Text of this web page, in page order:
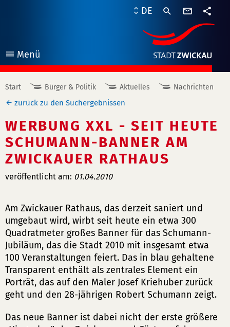
Menü
öffnen
DE
Start Bürger & Politik Aktuelles Nachrichten
zurück zu den Suchergebnissen
WERBUNG XXL - SEIT HEUTE
SCHUMANN-BANNER AM
ZWICKAUER RATHAUS
veröffentlicht am: 01.04.2010
Am Zwickauer Rathaus, das derzeit saniert und
umgebaut wird, wirbt seit heute ein etwa 300
Quadratmeter großes Banner für das Schumann-
Jubiläum, das die Stadt 2010 mit insgesamt etwa
100 Veranstaltungen feiert. Das in blau gehaltene
Transparent enthält als zentrales Element ein
Porträt, das auf den Maler Josef Kriehuber zurück
geht und den 28-jährigen Robert Schumann zeigt.
Das neue Banner ist dabei nicht der erste größere